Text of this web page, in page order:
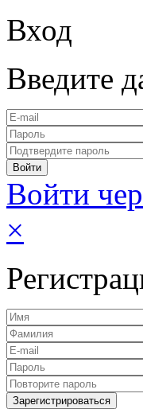
Вход
Введите
Войти
×